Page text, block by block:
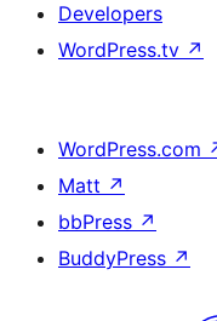
Developers
WordPress.tv ↗
WordPress.com
Matt ↗
bbPress ↗
BuddyPress ↗